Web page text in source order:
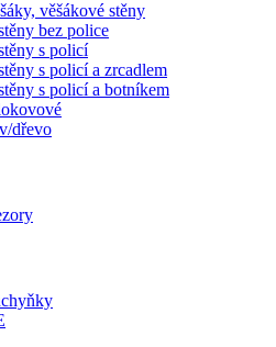
věšákové stěny
bez police
s policí
s policí a zrcadlem
s policí a botníkem
dřevo